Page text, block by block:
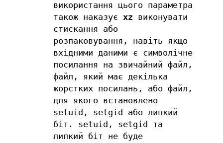
використання цього параметра
також наказує xz виконувати
стискання або
розпаковування, навіть якщо
вхідними даними є символічне
посилання на звичайний файл,
файл, який має декілька
жорстких посилань, або файл,
для якого встановлено
setuid, setgid або липкий
біт. setuid, setgid та
липкий біт не буде